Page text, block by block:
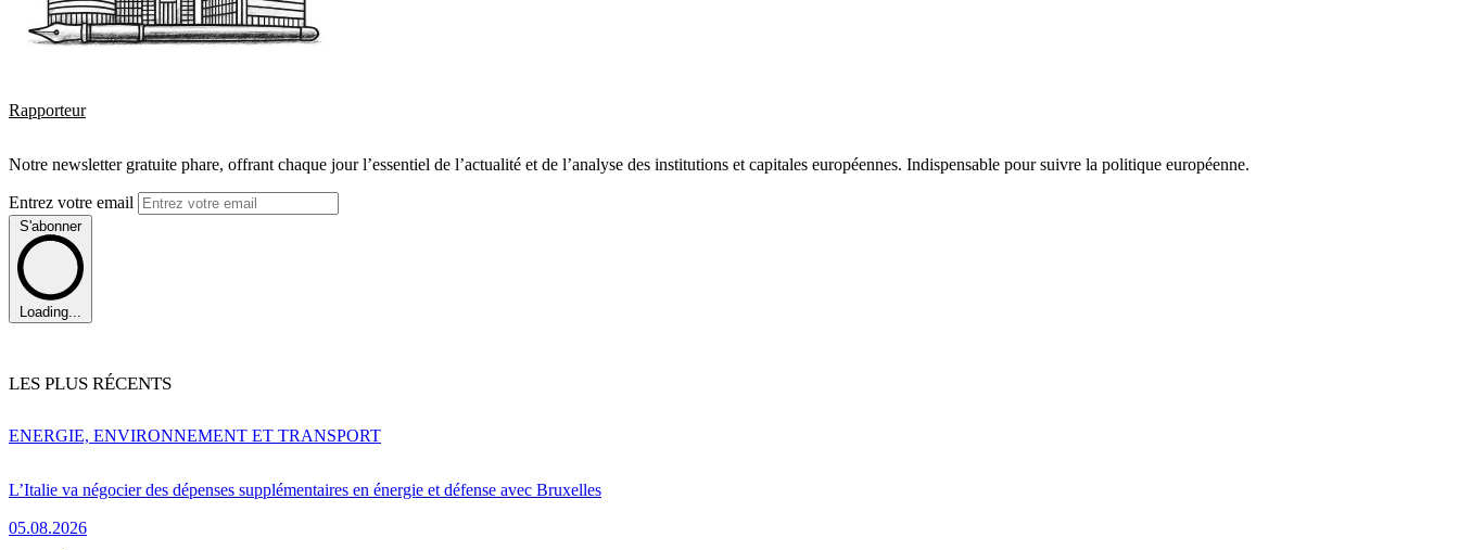
Rapporteur
Notre newsletter gratuite phare, offrant chaque jour l’essentiel de l’actualité et de l’analyse des institutions et capitales européennes. Indispensable pour suivre la politique européenne.
Entrez votre email
S'abonner
Loading...
LES PLUS RÉCENTS
L’Italie va négocier des dépenses supplémentaires en énergie et défense avec Bruxelles
05.08.2026
ENERGIE, ENVIRONNEMENT ET TRANSPORT